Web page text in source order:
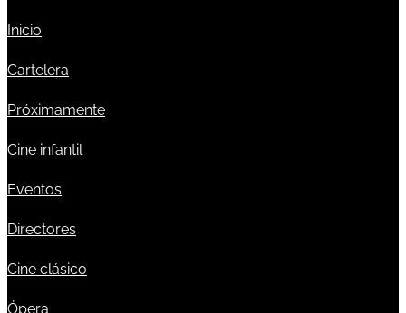
Inicio
Cartelera
Próximamente
Cine infantil
Eventos
Directores
Cine clásico
Ópera